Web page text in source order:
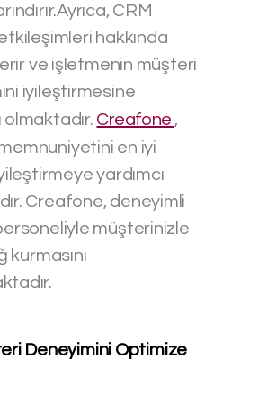
CRM
hakkında
ve işletmenin müşteri
iyileştirmesine
olmaktadır. Creafone ,
en iyi
yardımcı
Creafone, deneyimli
müşterinizle
kurmasını
Deneyimini Optimize